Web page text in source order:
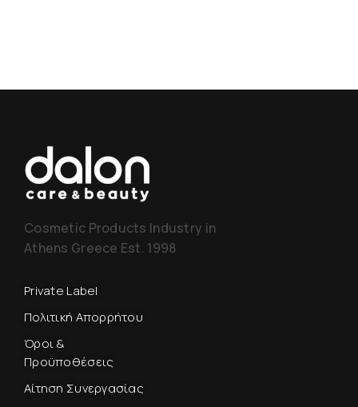
Cosmetic Products Industry in
Athens Greece Est. 1998
Private Label
Πολιτική Απορρήτου
Όροι &
Προϋποθέσεις
Αίτηση Συνεργασίας